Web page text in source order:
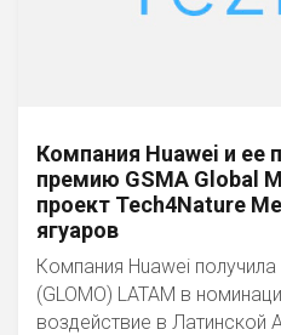
Компания Huawei и ее
премию GSMA Global
проект Tech4Nature
ягуаров
Компания Huawei
(GLOMO) LATAM в
воздействие в Латинской